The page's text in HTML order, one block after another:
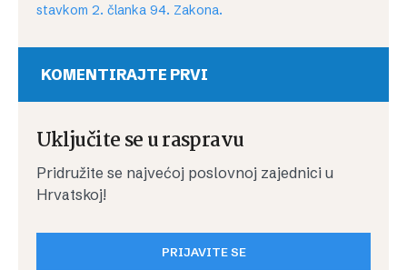
stavkom 2. članka 94. Zakona.
KOMENTIRAJTE PRVI
Uključite se u raspravu
Pridružite se najvećoj poslovnoj zajednici u
Hrvatskoj!
PRIJAVITE SE